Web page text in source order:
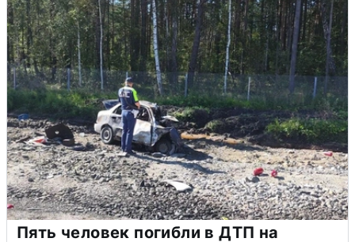
Пять человек погибли в ДТП на